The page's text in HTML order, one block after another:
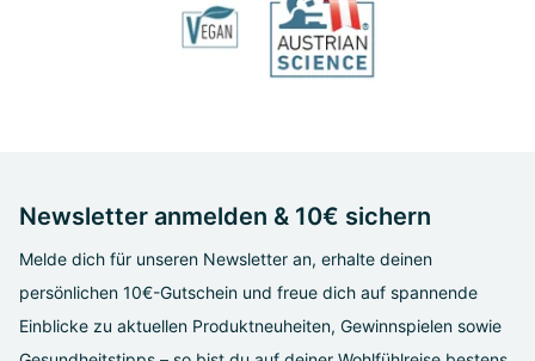
Newsletter anmelden & 10€ sichern
Melde dich für unseren Newsletter an, erhalte deinen
persönlichen 10€-Gutschein und freue dich auf spannende
Einblicke zu aktuellen Produktneuheiten, Gewinnspielen sowie